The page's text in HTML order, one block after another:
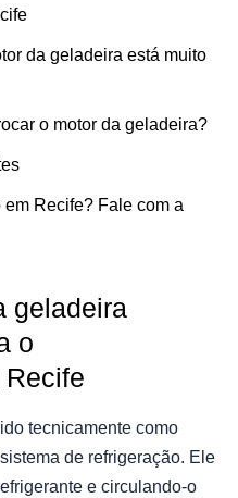
da geladeira está muito
o motor da geladeira?
Recife? Fale com a
geladeira
o
tecnicamente como
de refrigeração. Ele
e circulando-o